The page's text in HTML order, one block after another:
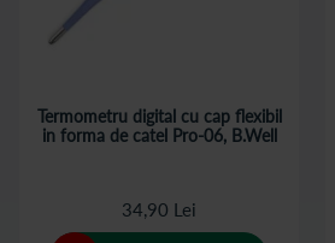
Termometru digital cu cap flexibil
in forma de catel Pro-06, B.Well
34,90 Lei